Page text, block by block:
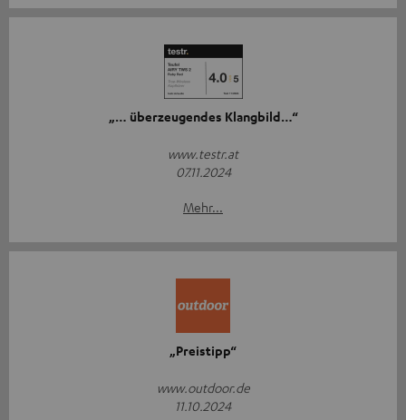
„… überzeugendes Klangbild…“
www.testr.at
07.11.2024
Mehr...
„Preistipp“
www.outdoor.de
11.10.2024